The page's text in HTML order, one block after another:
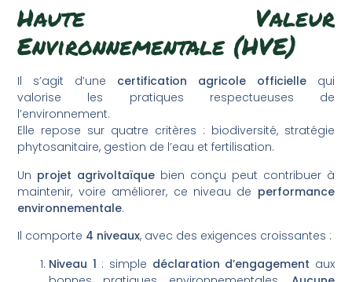
Haute Valeur
Environnementale (HVE)
Il s’agit d’une certification agricole officiellequi
valorise les pratiques respectueuses de
l’environnement.
Elle repose sur quatre critères : biodiversité, stratégie
phytosanitaire, gestion de l’eau et fertilisation.
Un projet agrivoltaïque bien conçu peut contribuer à
maintenir, voire améliorer, ce niveau de performance
environnementale.
Il comporte 4 niveaux, avec des exigences croissantes :
Niveau 1 : simple déclaration d’engagement aux